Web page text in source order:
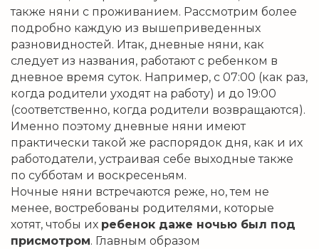
также няни с проживанием. Рассмотрим более
подробно каждую из вышеприведенных
разновидностей. Итак, дневные няни, как
следует из названия, работают с ребенком в
дневное время суток. Например, с 07:00 (как раз,
когда родители уходят на работу) и до 19:00
(соответственно, когда родители возвращаются).
Именно поэтому дневные няни имеют
практически такой же распорядок дня, как и их
работодатели, устраивая себе выходные также
по субботам и воскресеньям.
Ночные няни встречаются реже, но, тем не
менее, востребованы родителями, которые
хотят, чтобы их ребенок даже ночью был под
присмотром. Главным образом